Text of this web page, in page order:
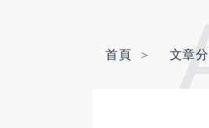
首頁 文章